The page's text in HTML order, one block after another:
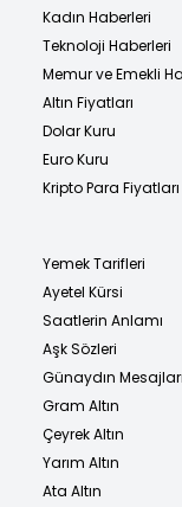
Kadın Haberleri
Teknoloji Haberleri
Memur ve Emekli
Altın Fiyatları
Dolar Kuru
Euro Kuru
Kripto Para Fiyatları
Yemek Tarifleri
Ayetel Kürsi
Saatlerin Anlamı
Aşk Sözleri
Günaydın Mesajları
Gram Altın
Çeyrek Altın
Yarım Altın
Ata Altın